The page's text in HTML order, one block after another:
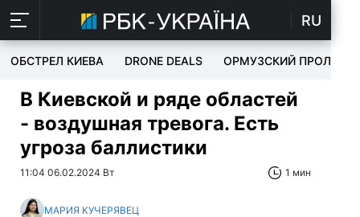
RU
ОБСТРЕЛ КИЕВА DRONE DEALS ОРМУЗСКИЙ ПРОЛИВ
В Киевской и ряде областей
- воздушная тревога. Есть
угроза баллистики
11:04 06.02.2024 Вт 1 мин
МАРИЯ КУЧЕРЯВЕЦ